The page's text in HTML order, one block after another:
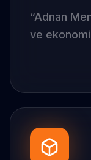
“Adnan
ve